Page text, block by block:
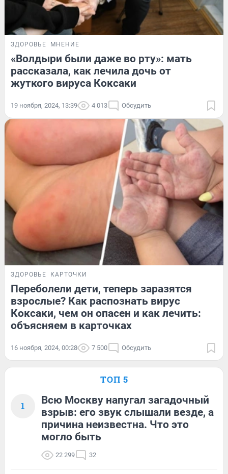
ЗДОРОВЬЕ МНЕНИЕ
«Волдыри были даже во рту»: мать
рассказала, как лечила дочь от
жуткого вируса Коксаки
19 ноября, 2024, 13:39 4 013 Обсудить
ЗДОРОВЬЕ КАРТОЧКИ
Переболели дети, теперь заразятся
взрослые? Как распознать вирус
Коксаки, чем он опасен и как лечить:
объясняем в карточках
16 ноября, 2024, 00:28 7 500 Обсудить
ТОП 5
1
Всю Москву напугал загадочный
взрыв: его звук слышали везде, а
причина неизвестна. Что это
могло быть
22 299 32